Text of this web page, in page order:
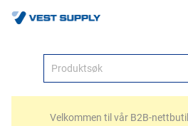
Velkommen til vår B2B-